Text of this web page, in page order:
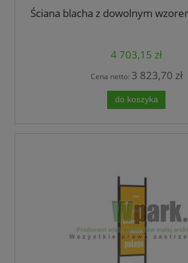
Ściana blacha z dowolnym
4 703,15 zł
Cena netto: 3 823,70 zł
do koszyka